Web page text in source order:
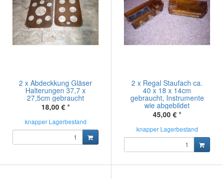
2 x Abdeckkung Gläser
Halterungen 37,7 x
27,5cm gebraucht
18,00 € *
knapper Lagerbestand
2 x Regal Staufach ca.
40 x 18 x 14cm
gebraucht, Instrumente
wie abgebildet
45,00 € *
knapper Lagerbestand